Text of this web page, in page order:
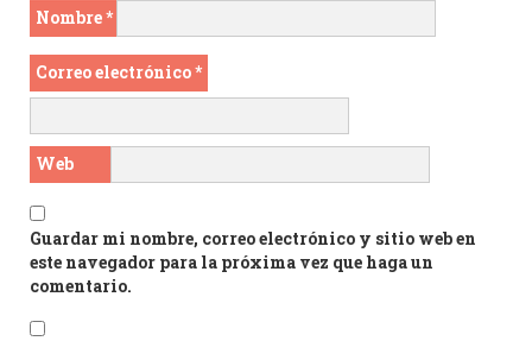
Nombre*
Correo electrónico*
Web
Guardar mi nombre, correo electrónico y sitio web en
este navegador para la próxima vez que haga un
comentario.